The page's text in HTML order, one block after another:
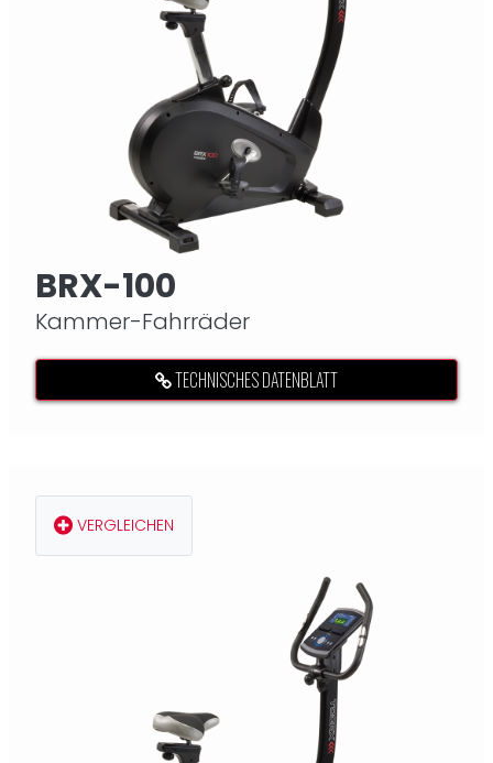
BRX-100
Kammer-Fahrräder
TECHNISCHES DATENBLATT
VERGLEICHEN